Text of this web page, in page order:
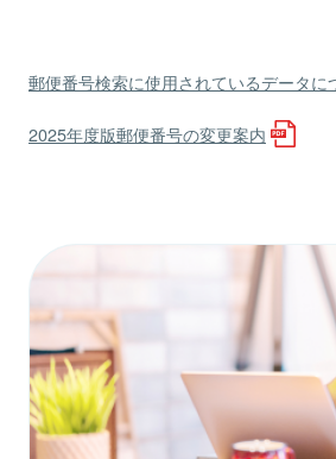
郵便番号検索に使用されているデータに
2025年度版郵便番号の変更案内